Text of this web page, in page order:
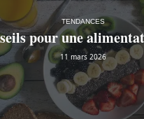
TENDANCES
pour une
11 mars 2026